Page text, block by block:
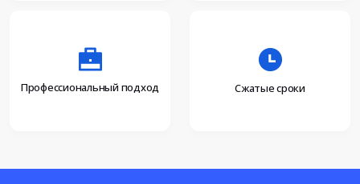
Профессиональный подход Сжатые сроки